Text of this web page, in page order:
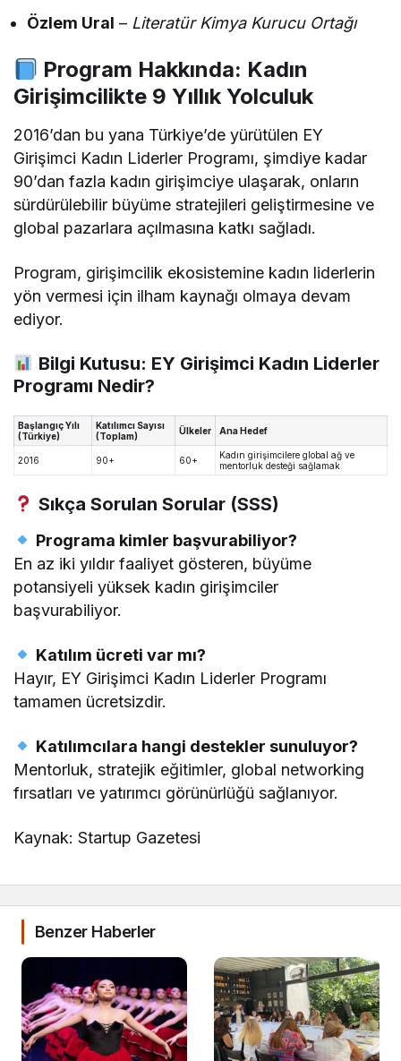
Özlem Ural – Literatür Kimya Kurucu Ortağı
Program Hakkında: Kadın
Girişimcilikte 9 Yıllık Yolculuk
2016’dan bu yana Türkiye’de yürütülen EY
Girişimci Kadın Liderler Programı, şimdiye kadar
90’dan fazla kadın girişimciye ulaşarak, onların
sürdürülebilir büyüme stratejileri geliştirmesine ve
global pazarlara açılmasına katkı sağladı.
Program, girişimcilik ekosistemine kadın liderlerin
yön vermesi için ilham kaynağı olmaya devam
ediyor.
Bilgi Kutusu: EY Girişimci Kadın Liderler
Programı Nedir?
Başlangıç Yılı
(Türkiye)
Katılımcı Sayısı
(Toplam)
Ülkeler Ana Hedef
2016 90+ 60+
Kadın girişimcilere global ağ ve
mentorluk desteği sağlamak
Sıkça Sorulan Sorular (SSS)
Programa kimler başvurabiliyor?
En az iki yıldır faaliyet gösteren, büyüme
potansiyeli yüksek kadın girişimciler
başvurabiliyor.
Katılım ücreti var mı?
Hayır, EY Girişimci Kadın Liderler Programı
tamamen ücretsizdir.
Katılımcılara hangi destekler sunuluyor?
Mentorluk, stratejik eğitimler, global networking
fırsatları ve yatırımcı görünürlüğü sağlanıyor.
Kaynak: Startup Gazetesi
Benzer Haberler